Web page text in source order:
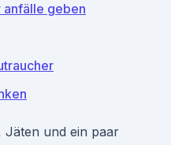
geben
Jäten und ein paar